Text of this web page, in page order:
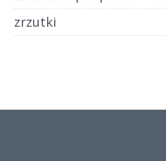
zrzutki